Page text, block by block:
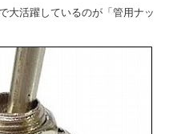
大活躍しているのが「管用ナッ